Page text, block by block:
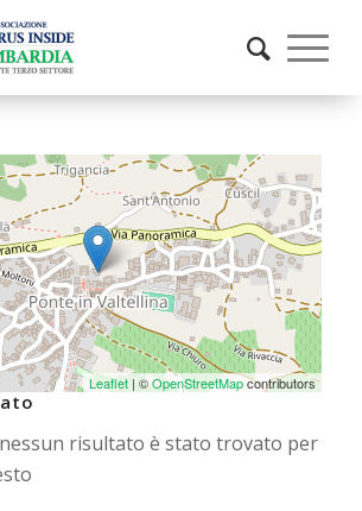
Leaflet | ©OpenStreetMapcontributors
risultato è stato trovato per